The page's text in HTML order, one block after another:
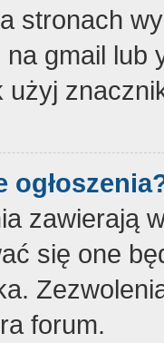
stronach
gmail lub
zawierają
się one
forum.